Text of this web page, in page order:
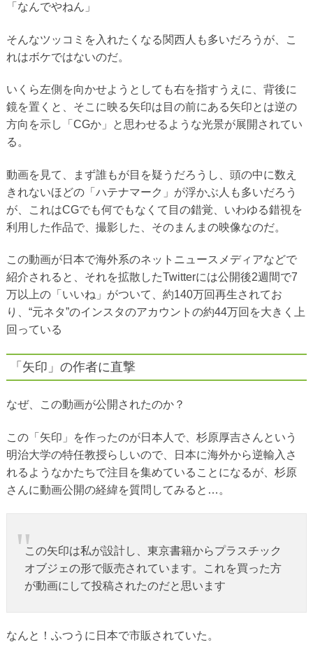
「なんでやねん」
そんなツッコミを入れたくなる関西人も多いだろうが、こ
れはボケではないのだ。
いくら左側を向かせようとしても右を指すうえに、背後に
鏡を置くと、そこに映る矢印は目の前にある矢印とは逆の
方向を示し「CGか」と思わせるような光景が展開されてい
る。
動画を見て、まず誰もが目を疑うだろうし、頭の中に数え
きれないほどの「ハテナマーク」が浮かぶ人も多いだろう
が、これはCGでも何でもなくて目の錯覚、いわゆる錯視を
利用した作品で、撮影した、そのまんまの映像なのだ。
この動画が日本で海外系のネットニュースメディアなどで
紹介されると、それを拡散したTwitterには公開後2週間で7
万以上の「いいね」がついて、約140万回再生されてお
り、“元ネタ”のインスタのアカウントの約44万回を大きく上
回っている
「矢印」の作者に直撃
なぜ、この動画が公開されたのか？
この「矢印」を作ったのが日本人で、杉原厚吉さんという
明治大学の特任教授らしいので、日本に海外から逆輸入さ
れるようなかたちで注目を集めていることになるが、杉原
さんに動画公開の経緯を質問してみると…。
この矢印は私が設計し、東京書籍からプラスチック
オブジェの形で販売されています。これを買った方
が動画にして投稿されたのだと思います
なんと！ふつうに日本で市販されていた。